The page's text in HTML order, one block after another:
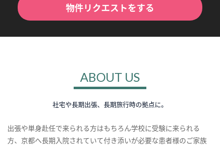
物件リクエストをする
ABOUT US
社宅や長期出張、長期旅行時の拠点に。
出張や単身赴任で来られる方はもちろん学校に受験に来られる
方、京都へ長期入院されていて付き添いが必要な患者様のご家族